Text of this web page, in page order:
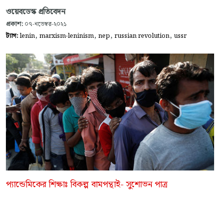
ওয়েবডেস্ক প্রতিবেদন
প্রকাশ: ০৭-নভেম্বর-২০২১
ট্যাগ:lenin, marxism-leninism, nep, russian revolution, ussr
প্যান্ডেমিকের শিক্ষাঃ বিকল্প বামপন্থাই- সুশোভন পাত্র